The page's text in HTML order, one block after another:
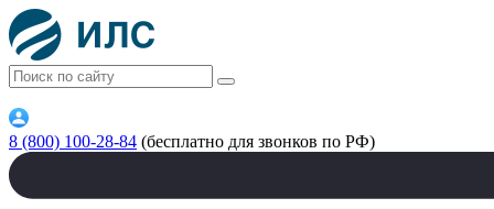
8 (800) 100-28-84 (бесплатно для звонков по РФ)